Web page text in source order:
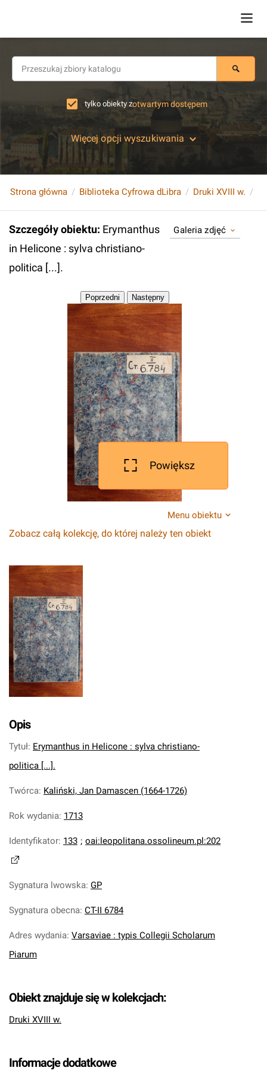
tylko obiekty zotwartym dostępem
Więcej opcji wyszukiwania
Strona główna Biblioteka Cyfrowa dLibra Druki XVIII w.
Szczegóły obiektu: Erymanthus
in Helicone : sylva christiano-
politica [...].
Galeria zdjęć
Powiększ
Menu obiektu
Zobacz całą kolekcję, do której należy ten obiekt
Opis
Tytuł: Erymanthus in Helicone : sylva christiano-
politica [...].
Twórca: Kaliński, Jan Damascen (1664-1726)
Rok wydania: 1713
Identyfikator: 133 ; oai:leopolitana.ossolineum.pl:202
Sygnatura lwowska: GP
Sygnatura obecna: CT-II 6784
Adres wydania: Varsaviae : typis Collegii Scholarum
Piarum
Obiekt znajduje się w kolekcjach:
Druki XVIII w.
Informacje dodatkowe